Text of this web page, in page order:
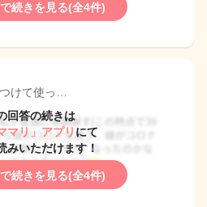
続きを見る(全4件)
けて使っ…
回答の続きは
マリ」アプリ にて
みいただけます！
続きを見る(全4件)